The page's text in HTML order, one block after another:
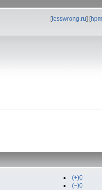
[lesswrong.ru] [
(+)0
(−)0